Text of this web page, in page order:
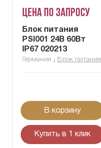
Цена по запросу
Блок питания
PSI001 24В 60Вт
IP67 020213
Германия , Блок питания
В корзину
Купить в 1 клик